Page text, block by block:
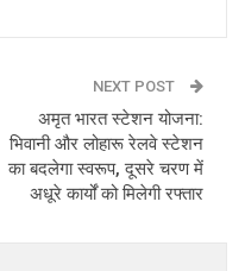
NEXT POST
अमृत भारत स्टेशन योजना:
भिवानी और लोहारू रेलवे स्टेशन
का बदलेगा स्वरूप, दूसरे चरण में
अधूरे कार्यों को मिलेगी रफ्तार